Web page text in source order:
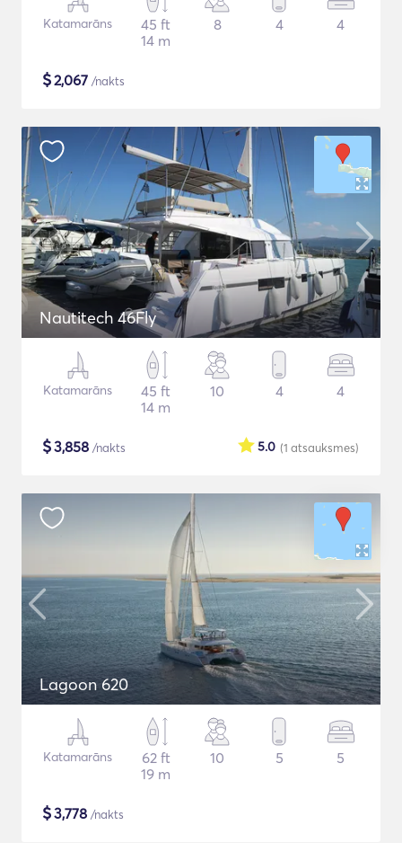
Katamarāns
45 ft
14 m
8 4 4
$2,067 /nakts
Nautitech 46Fly
Katamarāns
45 ft
14 m
10 4 4
$3,858 /nakts (1 atsauksmes)
5.0
Lagoon 620
Katamarāns
62 ft
19 m
10 5 5
$3,778 /nakts